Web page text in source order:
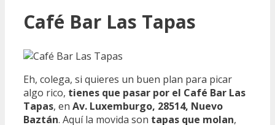
Café Bar Las Tapas
Eh, colega, si quieres un buen plan para picar
algo rico, tienes que pasar por el Café Bar Las
Tapas, en Av. Luxemburgo, 28514, Nuevo
Baztán. Aquí la movida son tapas que molan,